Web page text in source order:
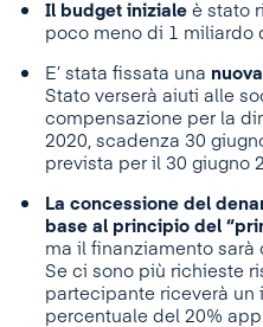
Il budget iniziale è stato
poco meno di 1 miliardo
E’ stata fissata una
Stato verserà aiuti alle
compensazione per la
2020, scadenza 30
prevista per il 30 giugno
La concessione del
base al principio del
ma il finanziamento
Se ci sono più richieste
partecipante riceverà un
percentuale del 20%